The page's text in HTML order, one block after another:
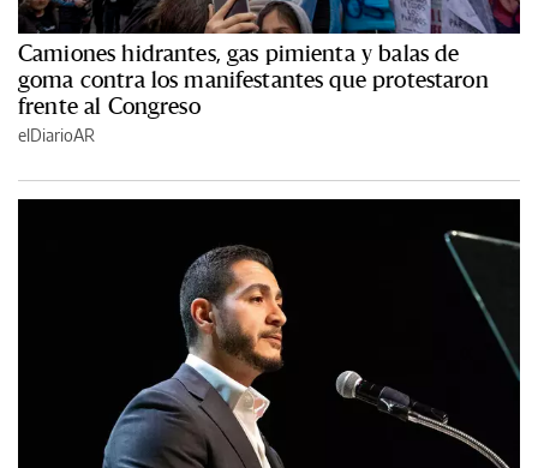
Camiones hidrantes, gas pimienta y balas de
goma contra los manifestantes que protestaron
frente al Congreso
elDiarioAR